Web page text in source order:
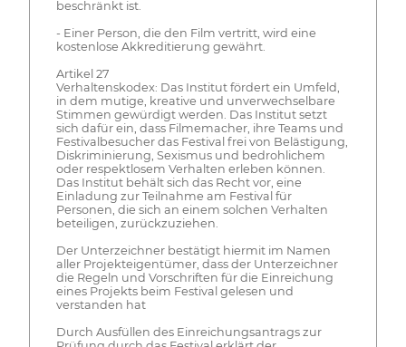
beschränkt ist.
- Einer Person, die den Film vertritt, wird eine
kostenlose Akkreditierung gewährt.
Artikel 27
Verhaltenskodex: Das Institut fördert ein Umfeld,
in dem mutige, kreative und unverwechselbare
Stimmen gewürdigt werden. Das Institut setzt
sich dafür ein, dass Filmemacher, ihre Teams und
Festivalbesucher das Festival frei von Belästigung,
Diskriminierung, Sexismus und bedrohlichem
oder respektlosem Verhalten erleben können.
Das Institut behält sich das Recht vor, eine
Einladung zur Teilnahme am Festival für
Personen, die sich an einem solchen Verhalten
beteiligen, zurückzuziehen.
Der Unterzeichner bestätigt hiermit im Namen
aller Projekteigentümer, dass der Unterzeichner
die Regeln und Vorschriften für die Einreichung
eines Projekts beim Festival gelesen und
verstanden hat
Durch Ausfüllen des Einreichungsantrags zur